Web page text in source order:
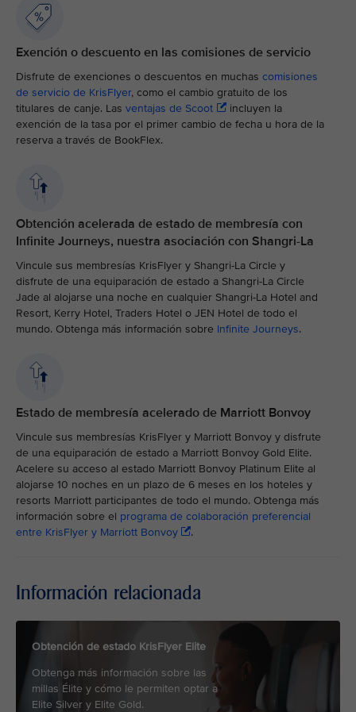
Exención o descuento en las comisiones de servicio
Disfrute de exenciones o descuentos en muchas comisiones
de servicio de KrisFlyer, como el cambio gratuito de los
titulares de canje. Las ventajas de Scoot
incluyen la
exención de la tasa por el primer cambio de fecha u hora de la
reserva a través de BookFlex.
Obtención acelerada de estado de membresía con
Infinite Journeys, nuestra asociación con Shangri-La
Vincule sus membresías KrisFlyer y Shangri-La Circle y
disfrute de una equiparación de estado a Shangri-La Circle
Jade al alojarse una noche en cualquier Shangri-La Hotel and
Resort, Kerry Hotel, Traders Hotel o JEN Hotel de todo el
mundo. Obtenga más información sobre Infinite Journeys.
Estado de membresía acelerado de Marriott Bonvoy
Vincule sus membresías KrisFlyer y Marriott Bonvoy y disfrute
de una equiparación de estado a Marriott Bonvoy Gold Elite.
Acelere su acceso al estado Marriott Bonvoy Platinum Elite al
alojarse 10 noches en un plazo de 6 meses en los hoteles y
resorts Marriott participantes de todo el mundo. Obtenga más
información sobre el programa de colaboración preferencial
entre KrisFlyer y Marriott Bonvoy
.
Información relacionada
Obtención de estado KrisFlyer Elite
Obtenga más información sobre las
millas Élite y cómo le permiten optar a
Elite Silver y Elite Gold.